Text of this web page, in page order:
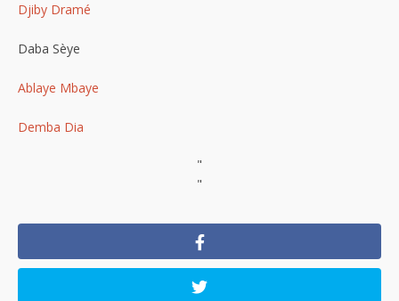
Djiby Dramé
Daba Sèye
Ablaye Mbaye
Demba Dia
"
"